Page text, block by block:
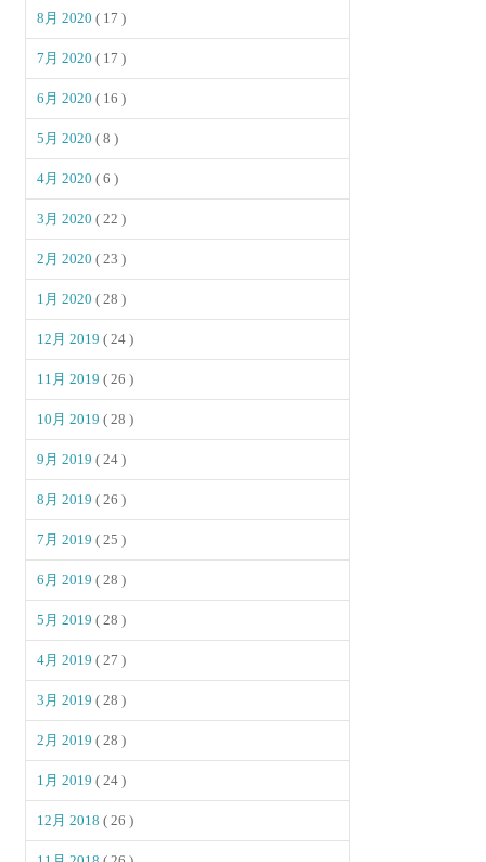
8月 2020( 17 )
7月 2020( 17 )
6月 2020( 16 )
5月 2020( 8 )
4月 2020( 6 )
3月 2020( 22 )
2月 2020( 23 )
1月 2020( 28 )
12月 2019( 24 )
11月 2019( 26 )
10月 2019( 28 )
9月 2019( 24 )
8月 2019( 26 )
7月 2019( 25 )
6月 2019( 28 )
5月 2019( 28 )
4月 2019( 27 )
3月 2019( 28 )
2月 2019( 28 )
1月 2019( 24 )
12月 2018( 26 )